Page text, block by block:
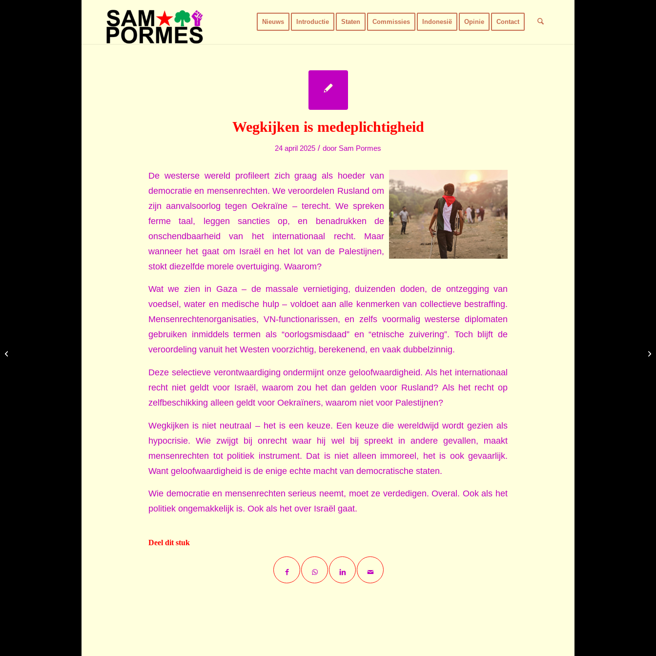
Nieuws Introductie Staten Commissies Indonesië Opinie Contact
Wegkijken is medeplichtigheid
24 april 2025 / door Sam Pormes
De westerse wereld profileert zich graag als hoeder van
democratie en mensenrechten. We veroordelen Rusland om
zijn aanvalsoorlog tegen Oekraïne – terecht. We spreken
ferme taal, leggen sancties op, en benadrukken de
onschendbaarheid van het internationaal recht. Maar
wanneer het gaat om Israël en het lot van de Palestijnen,
stokt diezelfde morele overtuiging. Waarom?
Wat we zien in Gaza – de massale vernietiging, duizenden doden, de ontzegging van
voedsel, water en medische hulp – voldoet aan alle kenmerken van collectieve bestraffing.
Mensenrechtenorganisaties, VN-functionarissen, en zelfs voormalig westerse diplomaten
gebruiken inmiddels termen als “oorlogsmisdaad” en “etnische zuivering”. Toch blijft de
veroordeling vanuit het Westen voorzichtig, berekenend, en vaak dubbelzinnig.
Deze selectieve verontwaardiging ondermijnt onze geloofwaardigheid. Als het internationaal
recht niet geldt voor Israël, waarom zou het dan gelden voor Rusland? Als het recht op
zelfbeschikking alleen geldt voor Oekraïners, waarom niet voor Palestijnen?
Wegkijken is niet neutraal – het is een keuze. Een keuze die wereldwijd wordt gezien als
hypocrisie. Wie zwijgt bij onrecht waar hij wel bij spreekt in andere gevallen, maakt
mensenrechten tot politiek instrument. Dat is niet alleen immoreel, het is ook gevaarlijk.
Want geloofwaardigheid is de enige echte macht van democratische staten.
Wie democratie en mensenrechten serieus neemt, moet ze verdedigen. Overal. Ook als het
politiek ongemakkelijk is. Ook als het over Israël gaat.
Deel dit stuk